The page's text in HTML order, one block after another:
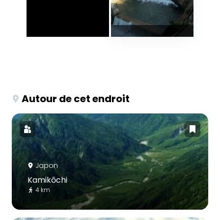
Autour de cet endroit
Japon
Kamikōchi
4 km